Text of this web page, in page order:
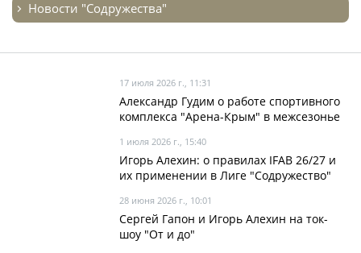
Новости "Содружества"
17 июля 2026 г., 11:31
Александр Гудим о работе спортивного
комплекса "Арена-Крым" в межсезонье
1 июля 2026 г., 15:40
Игорь Алехин: о правилах IFAB 26/27 и
их применении в Лиге "Содружество"
28 июня 2026 г., 10:01
Сергей Гапон и Игорь Алехин на ток-
шоу "От и до"